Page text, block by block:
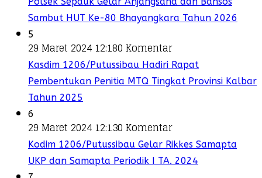
Sambut HUT Ke-80 Bhayangkara Tahun 2026
5
29 Maret 2024 12:180 Komentar
Kasdim 1206/Putussibau Hadiri Rapat
Pembentukan Penitia MTQ Tingkat Provinsi Kalbar
Tahun 2025
6
29 Maret 2024 12:130 Komentar
Kodim 1206/Putussibau Gelar Rikkes Samapta
UKP dan Samapta Periodik I TA. 2024